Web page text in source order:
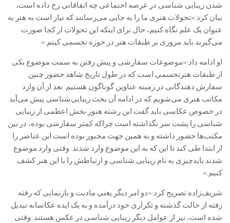
شدن زیبایی شناسی در عرصه اجتماعی چه اتفاقاتی رخ داده است،
بیان کرد:«تحولات هنری ما را به جایی می‌رسانند که نیاز است به هنر به
عنوان یک علم نگاه کنیم، حال برای اینکه این تحولات از کجا صورت
می‌گیرند باید مروری بر طبقات هنر در حوزه تجسمی کینم.»
او ادامه داد:«موضوعات سفارشی و پیش رفتن به سمت موضوع یکی
از طبقات هنرتجسمی است که در طول تاریخ شاهد حضور چنین
سفارش دهندگانی در زمینه عناوین گوناگون هستیم. بعد از آن وارد
مکاتب هنری می‌شویم که در ادامه آن بحث زیبایی‌شناسی پیش می‌آید.
در خصوص عکاسی باید گفت این رشته هنوز بخش اعظمی از زیبایی
شناسی را پشت سر نگذاشته است چراکه کمتر سفارشی بوده، در بین
مکتب‌ها حضور داشته و به همین جهت مجبور بوده است این عناصر را
از ابتدا طی کند تا این که به این موضوع وارد شدند. وقتی وارد موضوع
شدند بایدچیزی به نام زیبایی شناسی و ارتباطش را با این هنر کشف
کنیم.»
شریف‌زاده تصریح کرد:«دو امر دیگر یعنی مادیت و بازنمایی که رفته
رفته از حالت گذشته و تکراری خود درآمده و به یک ایده عکاسانه تبدیل
شده است، نیز از عوامل دیگر زیبایی شناسی در عکس هستند. وقتی